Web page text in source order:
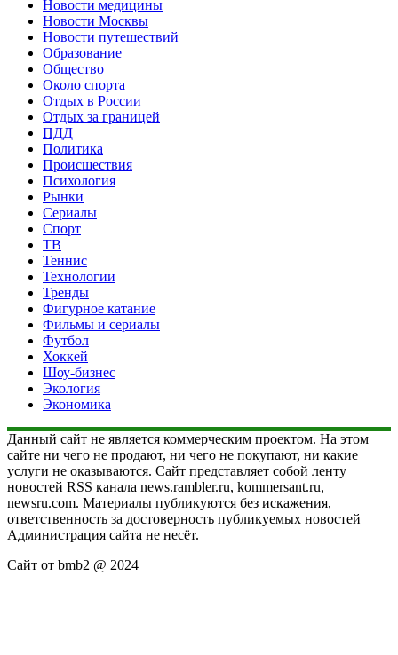
Новости медицины
Новости Москвы
Новости путешествий
Образование
Общество
Около спорта
Отдых в России
Отдых за границей
ПДД
Политика
Происшествия
Психология
Рынки
Сериалы
Спорт
ТВ
Теннис
Технологии
Тренды
Фигурное катание
Фильмы и сериалы
Футбол
Хоккей
Шоу-бизнес
Экология
Экономика
Данный сайт не является коммерческим проектом. На этом
сайте ни чего не продают, ни чего не покупают, ни какие
услуги не оказываются. Сайт представляет собой ленту
новостей RSS канала news.rambler.ru, kommersant.ru,
newsru.com. Материалы публикуются без искажения,
ответственность за достоверность публикуемых новостей
Администрация сайта не несёт.
Сайт от bmb2 @ 2024